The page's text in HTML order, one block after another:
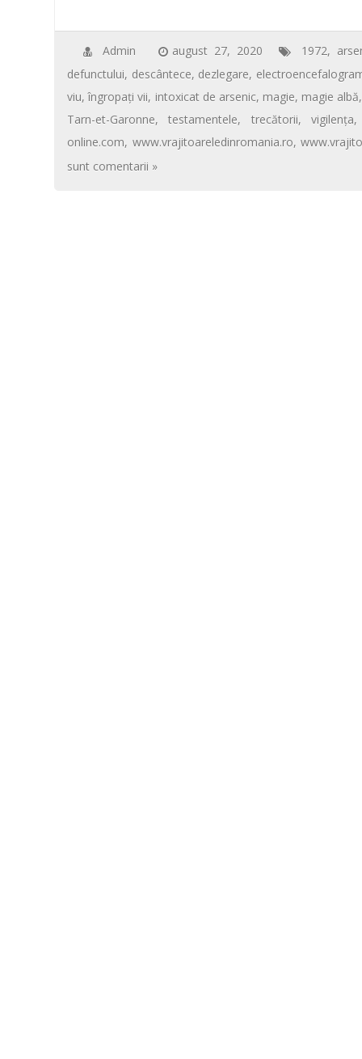
k p
e
b
o
o
k
tt
er
ail er
e
st
at
s
A
p
p
ta
je
az
ă
Admin august 27, 2020 1972,
defunctului, descântece, dezlegare,
viu,îngropaţi vii, intoxicat de arsenic, magie, magie albă,
Tarn-et-Garonne,testamentele, trecătorii, vigilenţa,
online.com, www.vrajitoareledinromania.ro,
sunt comentarii »